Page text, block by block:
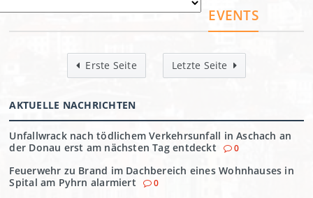
EVENTS
Erste Seite Letzte Seite
AKTUELLE NACHRICHTEN
Unfallwrack nach tödlichem Verkehrsunfall in Aschach an
der Donau erst am nächsten Tag entdeckt
0
Feuerwehr zu Brand im Dachbereich eines Wohnhauses in
Spital am Pyhrn alarmiert
0